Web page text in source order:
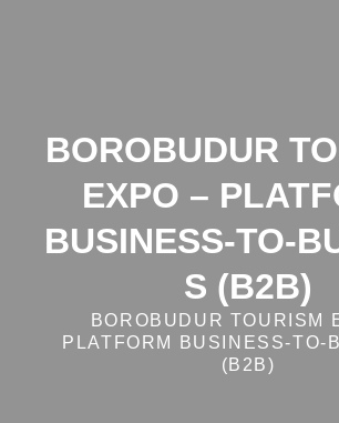
BOROBUDUR
EXPO –
S (B2B)
BOROBUDUR TOURISM
PLATFORM
(B2B)